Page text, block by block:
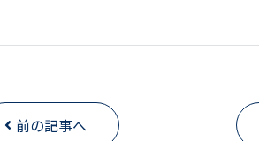
前の記事へ